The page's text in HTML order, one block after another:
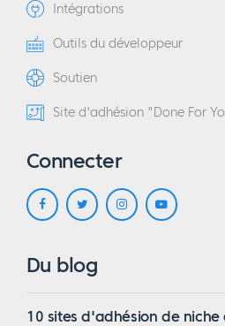
Intégrations
Outils du développeur
Soutien
Site d'adhésion "Done For
Connecter
Du blog
10 sites d'adhésion de niche